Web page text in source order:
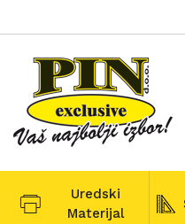
Uredski
Materijal